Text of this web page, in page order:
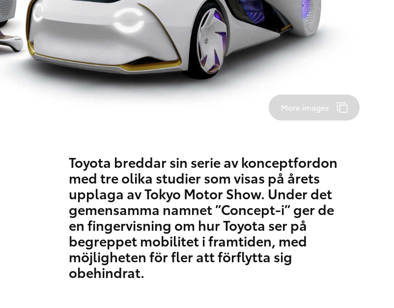
More images
Toyota breddar sin serie av konceptfordon
med tre olika studier som visas på årets
upplaga av Tokyo Motor Show. Under det
gemensamma namnet ”Concept-i” ger de
en fingervisning om hur Toyota ser på
begreppet mobilitet i framtiden, med
möjligheten för fler att förflytta sig
obehindrat.